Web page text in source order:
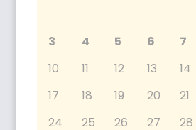
3
4 5 6 7
10
11 12 13 14
17
18 19 20 21
24
25 26 27 28